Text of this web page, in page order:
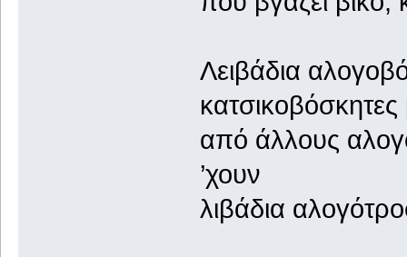
Λειβάδια
κατσικοβόσκητες
από άλλους
’χουν
λιβάδια